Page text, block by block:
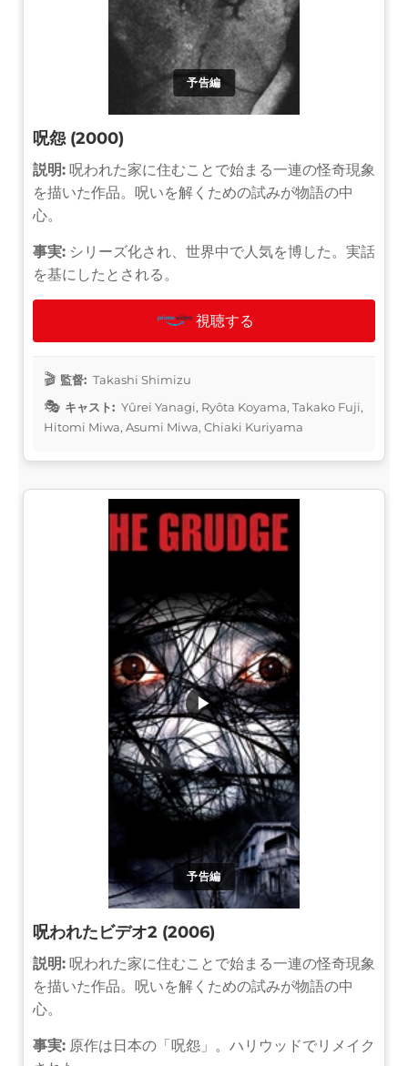
予告編
呪怨 (2000)
説明: 呪われた家に住むことで始まる一連の怪奇現象
を描いた作品。呪いを解くための試みが物語の中
心。
事実: シリーズ化され、世界中で人気を博した。実話
を基にしたとされる。
視聴する
監督: Takashi Shimizu
キャスト: Yûrei Yanagi, Ryôta Koyama, Takako Fuji,
Hitomi Miwa, Asumi Miwa, Chiaki Kuriyama
予告編
▶
呪われたビデオ2 (2006)
説明: 呪われた家に住むことで始まる一連の怪奇現象
を描いた作品。呪いを解くための試みが物語の中
心。
事実: 原作は日本の「呪怨」。ハリウッドでリメイク